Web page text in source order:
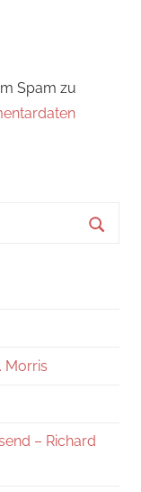
Spam zu
Morris
– Richard